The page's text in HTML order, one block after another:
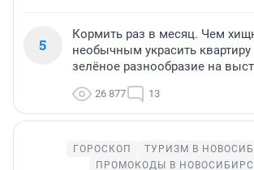
5
Кормить раз в месяц. Чем
необычным украсить
зелёное разнообразие на
26 877 13
ГОРОСКОП
ТУРИЗМ В
ПРОМОКОДЫ В